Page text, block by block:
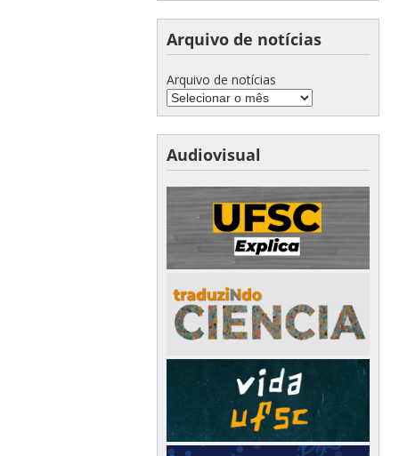
Arquivo de notícias
Arquivo de notícias
Audiovisual